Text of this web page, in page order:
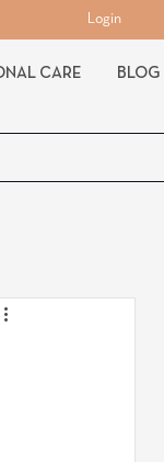
Login
CARE BLOG